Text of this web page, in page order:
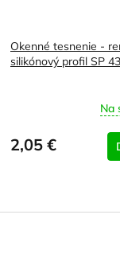
Okenné tesnenie -
silikónový profil SP
Na
2,05 €